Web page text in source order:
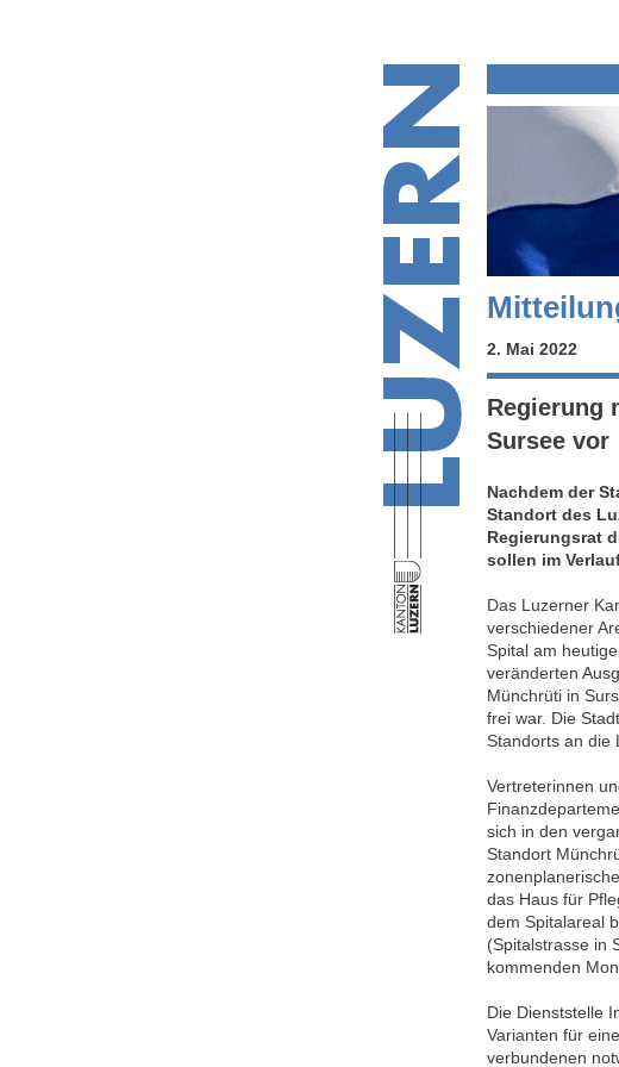
2. Mai 2022
Regierung
Sursee vor
Nachdem der
Standort des
Regierungsrat
sollen im
Das Luzerner
verschiedener
Spital am
veränderten
Münchrüti in
frei war. Die
Standorts an die
Vertreterinnen
sich in den
Standort
das Haus für
dem Spitalareal
(Spitalstrasse in
kommenden
Die Dienststelle
Varianten für
verbundenen